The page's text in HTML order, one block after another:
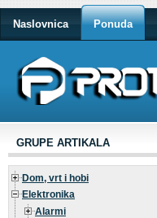
Naslovnica Ponuda
GRUPE ARTIKALA
Dom, vrt i hobi
Elektronika
Alarmi